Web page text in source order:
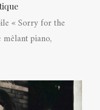
« Sorry for the
piano,